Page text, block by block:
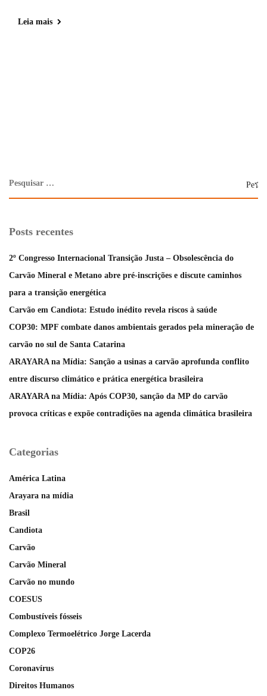
Leia mais
Posts recentes
2º Congresso Internacional Transição Justa – Obsolescência do
Carvão Mineral e Metano abre pré-inscrições e discute caminhos
para a transição energética
Carvão em Candiota: Estudo inédito revela riscos à saúde
COP30: MPF combate danos ambientais gerados pela mineração de
carvão no sul de Santa Catarina
ARAYARA na Mídia: Sanção a usinas a carvão aprofunda conflito
entre discurso climático e prática energética brasileira
ARAYARA na Mídia: Após COP30, sanção da MP do carvão
provoca críticas e expõe contradições na agenda climática brasileira
Categorias
América Latina
Arayara na mídia
Brasil
Candiota
Carvão
Carvão Mineral
Carvão no mundo
COESUS
Combustíveis fósseis
Complexo Termoelétrico Jorge Lacerda
COP26
Coronavírus
Direitos Humanos